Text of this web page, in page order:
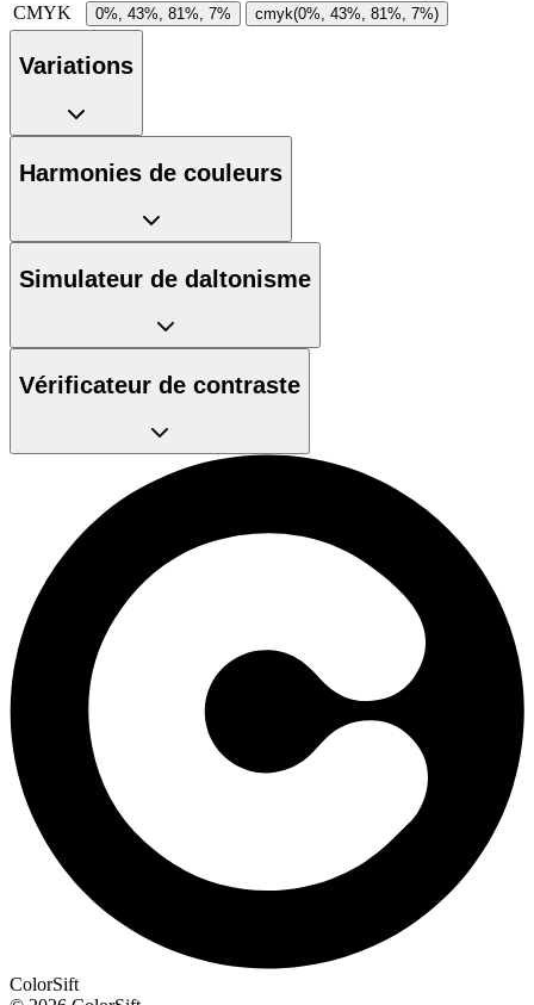
CMYK 0%, 43%, 81%, 7% cmyk(0%, 43%, 81%, 7%)
Variations
Harmonies de couleurs
Simulateur de daltonisme
Vérificateur de contraste
ColorSift